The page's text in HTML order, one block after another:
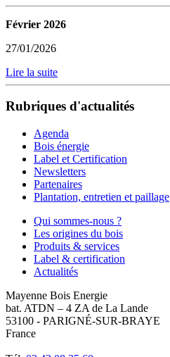
Février 2026
27/01/2026
Lire la suite
Rubriques d'actualités
Agenda
Bois énergie
Label et Certification
Newsletters
Partenaires
Plantation, entretien et paillage
Qui sommes-nous ?
Les origines du bois
Produits & services
Label & certification
Actualités
Mayenne Bois Energie
bat. ATDN – 4 ZA de La Lande
53100 - PARIGNÉ-SUR-BRAYE
France